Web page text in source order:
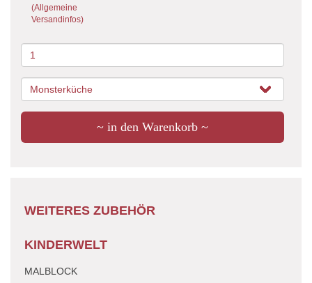
(Allgemeine
Versandinfos)
~ in den Warenkorb ~
WEITERES ZUBEHÖR
KINDERWELT
MALBLOCK